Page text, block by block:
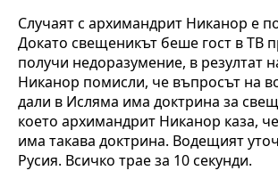
Случаят с архимандрит Никанор е
Докато свещеникът беше гост в ТВ
получи недоразумение, в резултат
Никанор помисли, че въпросът на
дали в Исляма има доктрина за
което архимандрит Никанор каза,
има такава доктрина. Водещият
Русия. Всичко трае за 10 секунди.